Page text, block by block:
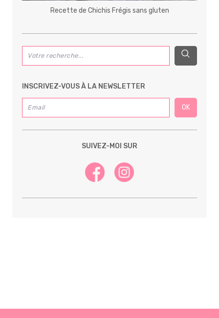
Recette de Chichis Frégis sans gluten
INSCRIVEZ-VOUS À LA NEWSLETTER
SUIVEZ-MOI SUR